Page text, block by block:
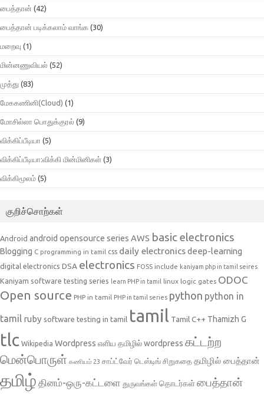
பைத்தான் (42)
பைத்தான் படிக்கலாம் வாங்க (30)
மறைவு (1)
மின்னணுவியல் (52)
முத்து (83)
மேககணினி(Cloud) (1)
மோசில்லா பொதுக்குரல் (9)
விக்கிப்பீடியா (5)
விக்கிப்பீடியா:விக்கி மின்மினிகள் (3)
விக்கிமூலம் (5)
குறிச்சொற்கள்
Android android opensource series AWS basic electronics
Blogging C programming in tamil css daily electronicsdeep-learning
digital electronics DSA electronics FOSS include kaniyam php in tamil seires
Kaniyam software testing series learn PHP in tamil linux logic gates ODOC
Open source PHP in tamil PHP in tamil series python python in
tamil ruby software testing in tamil tamil Tamil C++ Thamizh G
tlc Wikipedia Wordpress எளிய தமிழில் wordpress கட்டற்ற
மென்பொருள் கணியம் 23 சாப்ட்வேர் டெஸ்டிங் சிறுகதை தமிழில் பைத்தான்
தமிழ் தினம்-ஒரு-கட்டளை துருவங்கள் தொடர்கள்பைத்தான்